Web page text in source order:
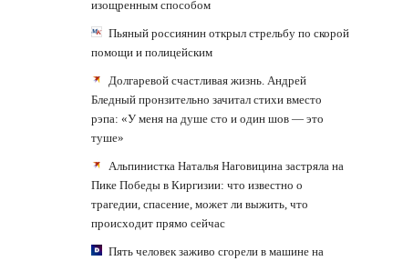
изощренным способом
Пьяный россиянин открыл стрельбу по скорой
помощи и полицейским
Долгаревой счастливая жизнь. Андрей
Бледный пронзительно зачитал стихи вместо
рэпа: «У меня на душе сто и один шов — это
туше»
Альпинистка Наталья Наговицина застряла на
Пике Победы в Киргизии: что известно о
трагедии, спасение, может ли выжить, что
происходит прямо сейчас
Пять человек заживо сгорели в машине на